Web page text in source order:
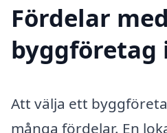
Fördelar
byggföretag
Att välja ett
många fördelar. En